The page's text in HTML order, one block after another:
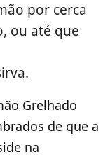
por cerca
ou até que
Grelhado
de que a
na